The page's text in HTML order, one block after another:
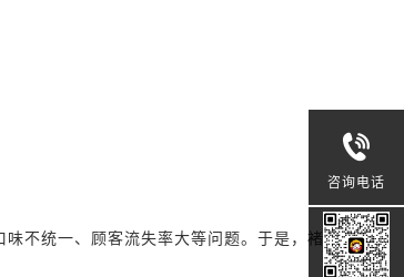
不统一、顾客流失率大等问题。于是，褚
咨询电话